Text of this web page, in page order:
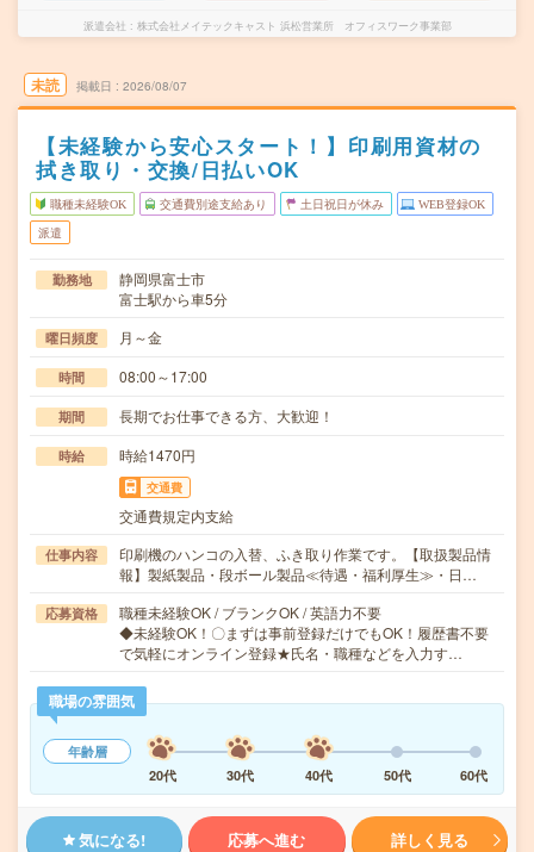
派遣会社 株式会社メイテックキャスト 浜松営業所 オフィスワーク事業部
未読 掲載日 2026/08/07
【未経験から安心スタート！】印刷用資材の
拭き取り・交換/日払いOK
職種未経験OK 交通費別途支給あり 土日祝日が休み WEB登録OK
派遣
勤務地
静岡県富士市
富士駅から車5分
曜日頻度 月～金
時間 08:00～17:00
期間 長期でお仕事できる方、大歓迎！
時給 時給1470円
交通費
交通費規定内支給
仕事内容
印刷機のハンコの入替、ふき取り作業です。【取扱製品情
報】製紙製品・段ボール製品≪待遇・福利厚生≫・日…
応募資格
職種未経験OK / ブランクOK / 英語力不要
◆未経験OK！〇まずは事前登録だけでもOK！履歴書不要
で気軽にオンライン登録★氏名・職種などを入力す…
職場の雰囲気
年齢層
20代
30代 40代 50代 60代
気になる! 応募へ進む 詳しく見る